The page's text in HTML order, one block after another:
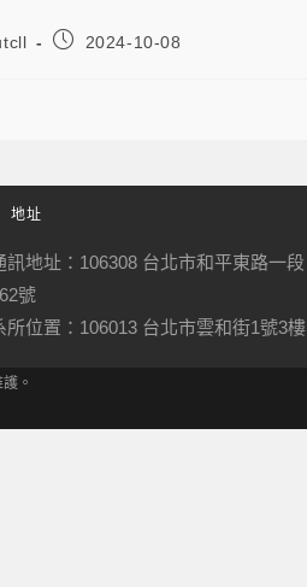
2024-10-08
地址
訊地址：106308 台北市和平東路一段
號
所位置：106013 台北市雲和街1號3樓
。